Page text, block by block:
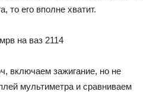
то его вполне хватит.
включаем зажигание, но не
мультиметра и сравниваем